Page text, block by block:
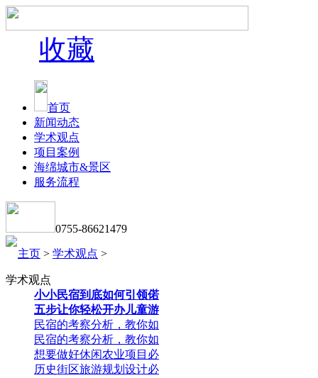
收藏
首页
新闻动态
学术观点
项目案例
海绵城市&景区
服务流程
0755-86621479
主页 > 学术观点 >
学术观点
小小民宿到底如何引领偌
五步让你轻松开办儿童游
民宿的考察分析，教你如
民宿的考察分析，教你如
想要做好休闲农业项目必
历史街区旅游规划设计必